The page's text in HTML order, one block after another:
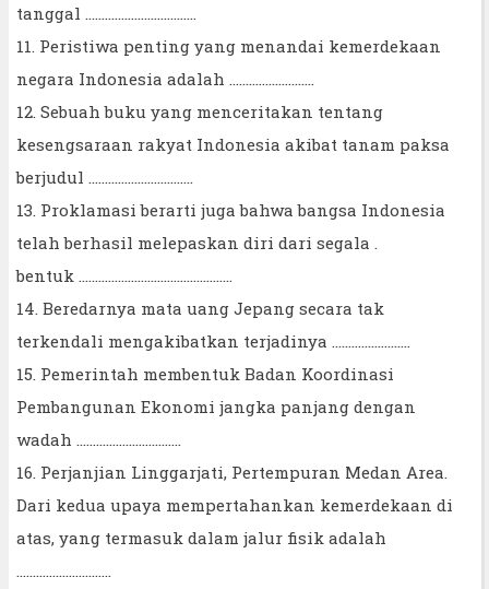
tanggal ..................................
11. Peristiwa penting yang menandai kemerdekaan
negara Indonesia adalah ..........................
12. Sebuah buku yang menceritakan tentang
kesengsaraan rakyat Indonesia akibat tanam paksa
berjudul ................................
13. Proklamasi berarti juga bahwa bangsa Indonesia
telah berhasil melepaskan diri dari segala .
bentuk ...............................................
14. Beredarnya mata uang Jepang secara tak
terkendali mengakibatkan terjadinya ........................
15. Pemerintah membentuk Badan Koordinasi
Pembangunan Ekonomi jangka panjang dengan
wadah ................................
16. Perjanjian Linggarjati, Pertempuran Medan Area.
Dari kedua upaya mempertahankan kemerdekaan di
atas, yang termasuk dalam jalur fisik adalah